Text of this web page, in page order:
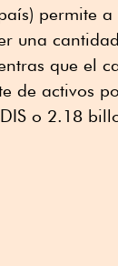
permite
una
que el
de activos
o 2.18